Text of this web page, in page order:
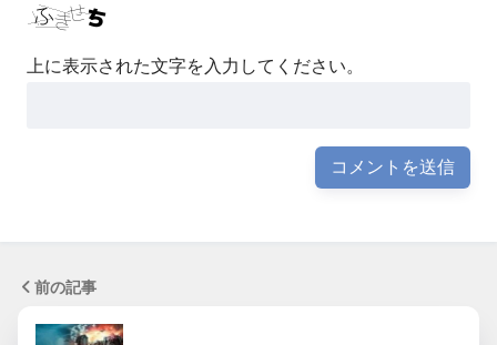
上に表示された文字を入力してください。
前の記事